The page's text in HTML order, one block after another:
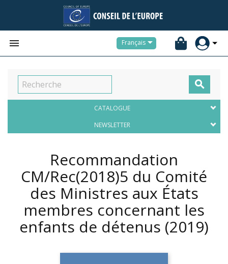
 Français

CATALOGUE
NEWSLETTER
Recommandation
CM/Rec(2018)5 du Comité
des Ministres aux États
membres concernant les
enfants de détenus (2019)